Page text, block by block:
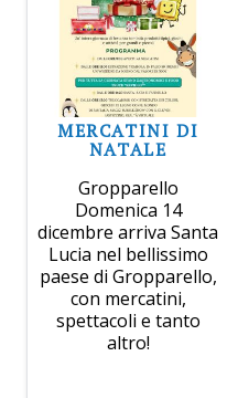
MERCATINI DI
NATALE
Gropparello
Domenica 14
dicembre arriva Santa
Lucia nel bellissimo
paese di Gropparello,
con mercatini,
spettacoli e tanto
altro!